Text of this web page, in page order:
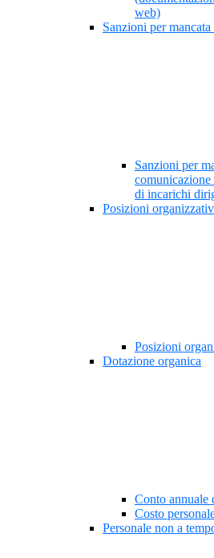
web)
Sanzioni per
Sanzioni per
di incarichi
Posizioni
Posizioni
Dotazione organica
Conto annuale
Costo
Personale non a